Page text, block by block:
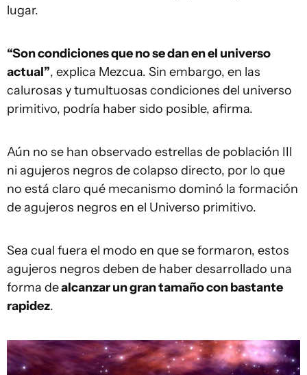
lugar.
“Son condiciones que no se dan en el universo
actual”, explica Mezcua. Sin embargo, en las
calurosas y tumultuosas condiciones del universo
primitivo, podría haber sido posible, afirma.
Aún no se han observado estrellas de población III
ni agujeros negros de colapso directo, por lo que
no está claro qué mecanismo dominó la formación
de agujeros negros en el Universo primitivo.
Sea cual fuera el modo en que se formaron, estos
agujeros negros deben de haber desarrollado una
forma dealcanzar un gran tamaño con bastante
rapidez.